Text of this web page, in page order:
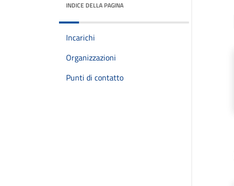
INDICE DELLA PAGINA
Incarichi
Organizzazioni
Punti di contatto